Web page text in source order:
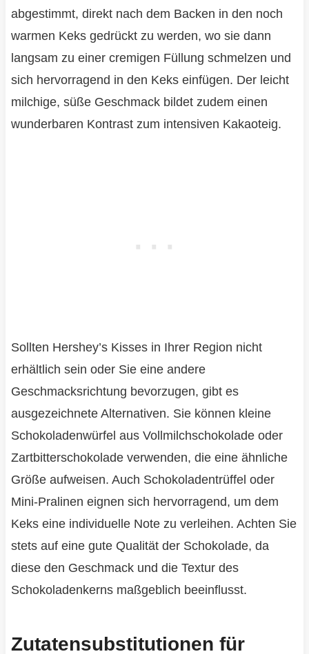
abgestimmt, direkt nach dem Backen in den noch
warmen Keks gedrückt zu werden, wo sie dann
langsam zu einer cremigen Füllung schmelzen und
sich hervorragend in den Keks einfügen. Der leicht
milchige, süße Geschmack bildet zudem einen
wunderbaren Kontrast zum intensiven Kakaoteig.
Sollten Hershey’s Kisses in Ihrer Region nicht
erhältlich sein oder Sie eine andere
Geschmacksrichtung bevorzugen, gibt es
ausgezeichnete Alternativen. Sie können kleine
Schokoladenwürfel aus Vollmilchschokolade oder
Zartbitterschokolade verwenden, die eine ähnliche
Größe aufweisen. Auch Schokoladentrüffel oder
Mini-Pralinen eignen sich hervorragend, um dem
Keks eine individuelle Note zu verleihen. Achten Sie
stets auf eine gute Qualität der Schokolade, da
diese den Geschmack und die Textur des
Schokoladenkerns maßgeblich beeinflusst.
Zutatensubstitutionen für